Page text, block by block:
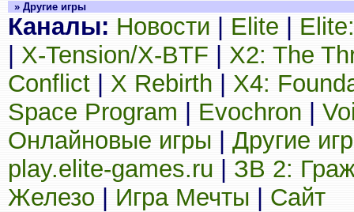
» Другие игры
Каналы: Новости Elite
X-Tension/X-BTF
X2: The
Conflict
X Rebirth
X4:
Space Program
Evochron
Онлайновые игры
Другие
play.elite-games.ru
ЗВ 2:
Железо
Игра Мечты Сайт